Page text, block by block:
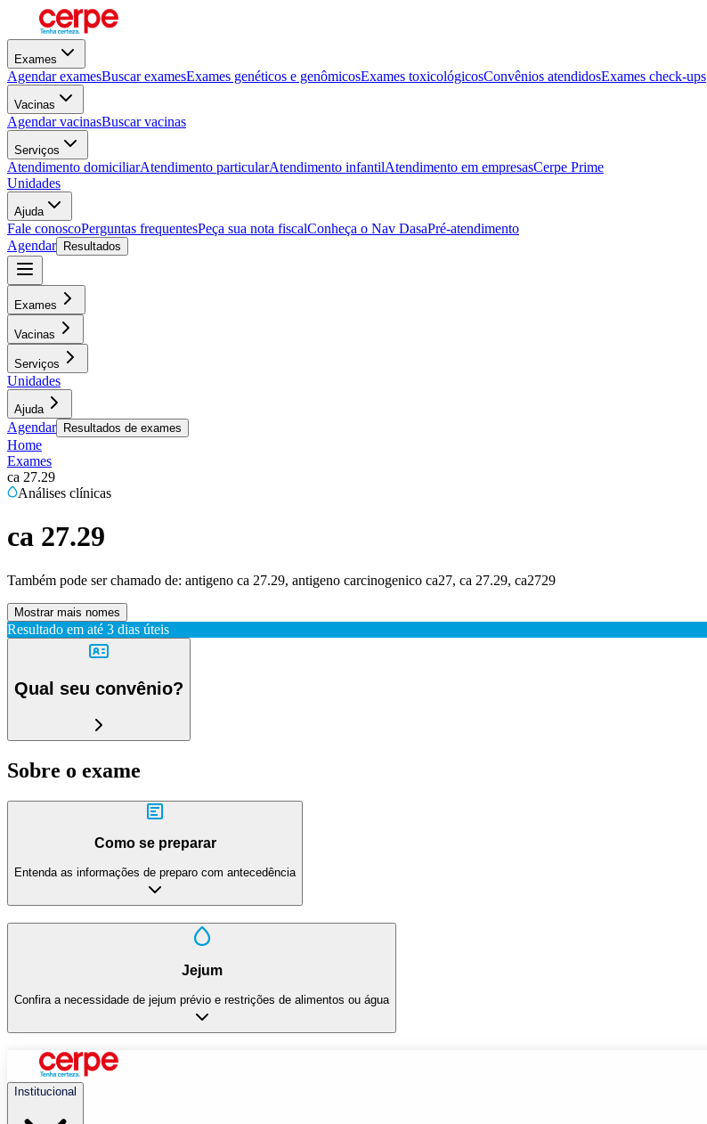
Exames
Agendar examesBuscar examesExames genéticos e genômicosExames toxicológicosConvênios atendidosExames check-ups
Vacinas
Agendar vacinasBuscar vacinas
Serviços
Atendimento domiciliarAtendimento particularAtendimento infantilAtendimento em empresasCerpe Prime
Unidades
Ajuda
Fale conoscoPerguntas frequentesPeça sua nota fiscalConheça o Nav DasaPré-atendimento
Agendar
Resultados
Exames
Vacinas
Serviços
Unidades
Ajuda
Agendar Resultados de exames
Home
Exames
ca 27.29
Análises clínicas
ca 27.29
Também pode ser chamado de: antigeno ca 27.29, antigeno carcinogenico ca27, ca 27.29, ca2729
Mostrar mais nomes
Resultado em até 3 dias úteis
Qual seu convênio?
Sobre o exame
Como se preparar
Entenda as informações de preparo com antecedência
Jejum
Confira a necessidade de jejum prévio e restrições de alimentos ou água
Institucional